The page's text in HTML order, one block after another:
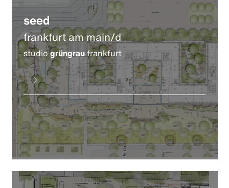
seed
frankfurt am main/d
studiogrüngraufrankfurt